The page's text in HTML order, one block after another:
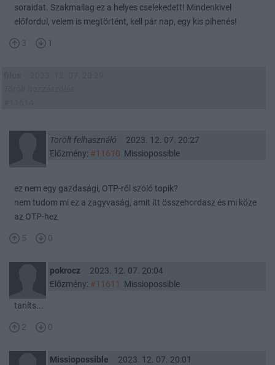
soraidat. Szakmailag ez a helyes cselekedett! Mindenkivel
előfordul, velem is megtörtént, kell pár nap, egy kis pihenés!
3 1
Törölt felhasználó
2023. 12. 07. 20:27
Előzmény: #11610 Missiopossible
ez nem egy gazdasági, OTP-ről szóló topik?
nem tudom mi ez a zagyvaság, amit itt összehordasz és mi köze
az OTP-hez
5 0
pokrocz
2023. 12. 07. 20:04
Előzmény: #11611 Missiopossible
taníts...
2 0
Missiopossible
2023. 12. 07. 20:01